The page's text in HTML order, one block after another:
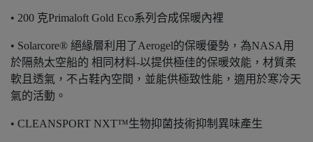
• 200 克Primaloft Gold Eco系列合成保暖內裡
• Solarcore® 絕緣層利用了Aerogel的保暖優勢，為NASA用
於隔熱太空船的 相同材料-以提供極佳的保暖效能，材質柔
軟且透氣，不占鞋內空間，並能供極致性能，適用於寒冷天
氣的活動。
• CLEANSPORT NXT™生物抑菌技術抑制異味產生